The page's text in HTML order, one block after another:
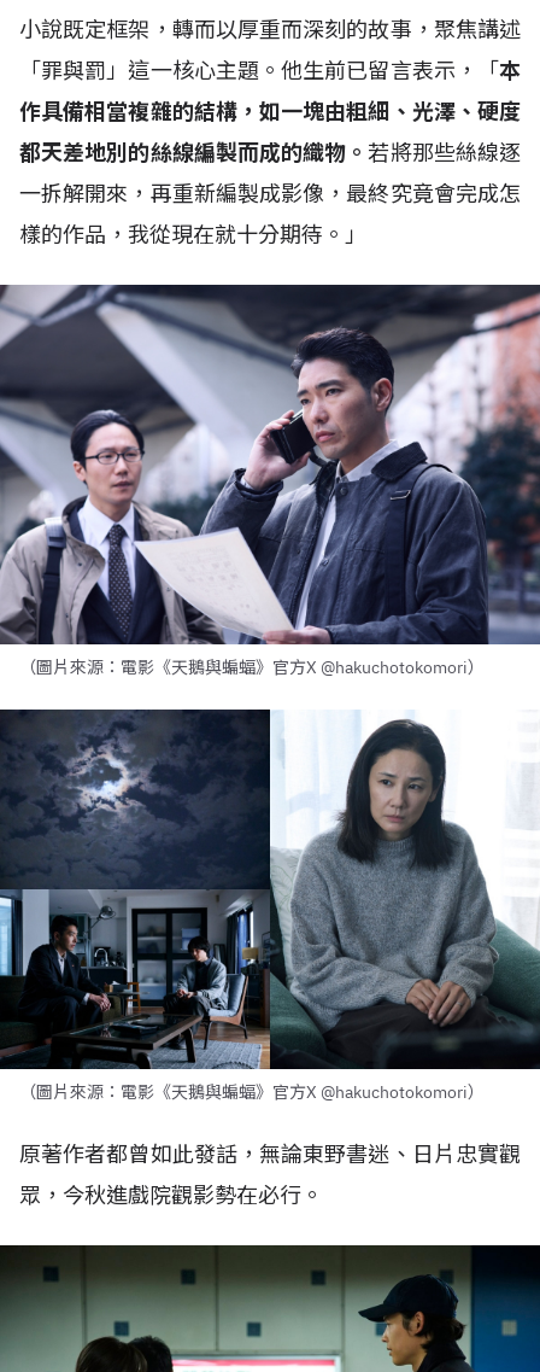
小說既定框架，轉而以厚重而深刻的故事，聚焦講述
「罪與罰」這一核心主題。他生前已留言表示，「本
作具備相當複雜的結構，如一塊由粗細、光澤、硬度
都天差地別的絲線編製而成的織物。 若將那些絲線逐
一拆解開來，再重新編製成影像，最終究竟會完成怎
樣的作品，我從現在就十分期待。」
（圖片來源：電影《天鵝與蝙蝠》官方X @hakuchotokomori）
（圖片來源：電影《天鵝與蝙蝠》官方X @hakuchotokomori）
原著作者都曾如此發話，無論東野書迷、日片忠實觀
眾，今秋進戲院觀影勢在必行。